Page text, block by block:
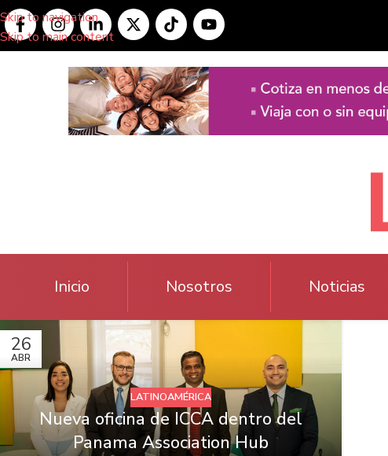
Skip to navigation
Skip to main content
Inicio Nosotros Noticias
26
ABR
LATINOAMÉRICA
Nueva oficina de ICCA dentro del
Panama Association Hub